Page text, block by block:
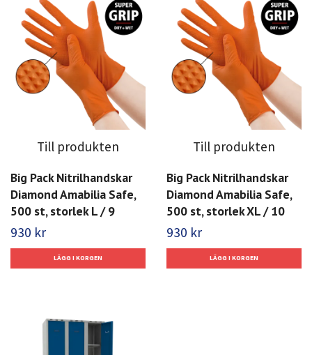
Till produkten
Big Pack Nitrilhandskar
Diamond Amabilia Safe,
500 st, storlek L / 9
930 kr
Till produkten
Big Pack Nitrilhandskar
Diamond Amabilia Safe,
500 st, storlek XL / 10
930 kr